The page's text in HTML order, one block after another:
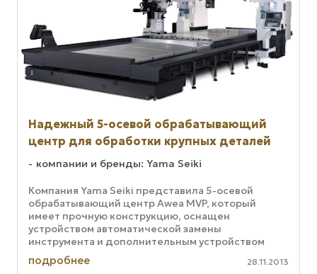
Надежный 5-осевой обрабатывающий
центр для обработки крупных деталей
компании и бренды: Yama Seiki
Компания Yama Seiki представила 5-осевой
обрабатывающий центр Awea MVP, который
имеет прочную конструкцию, оснащен
устройством автоматической замены
инструмента и дополнительным устройством
автоматической смены шпиндельной головки.
Линейный ход по ...
подробнее 28.11.2013